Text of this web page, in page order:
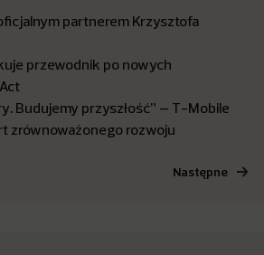
partnerem Krzysztofa
przewodnik po nowych
Budujemy przyszłość” – T-Mobile
zrównoważonego rozwoju
Następne